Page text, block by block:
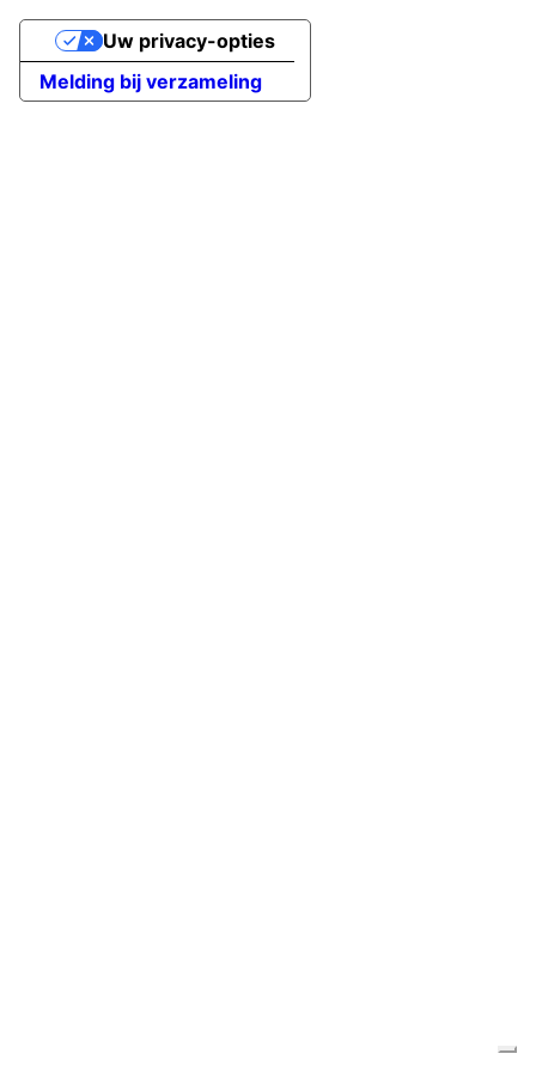
Melding bij verzameling
Uw privacy-opties